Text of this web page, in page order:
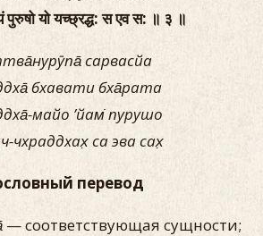
पुरुषो यो यच्छ्रद्ध: स एव स: ॥ ३ ॥
сарвасйа
бхавати бха̄рата
майо ’йам̇ пурушо
чхраддхах̣ са эва сах̣
перевод
— соответствующая сущности;